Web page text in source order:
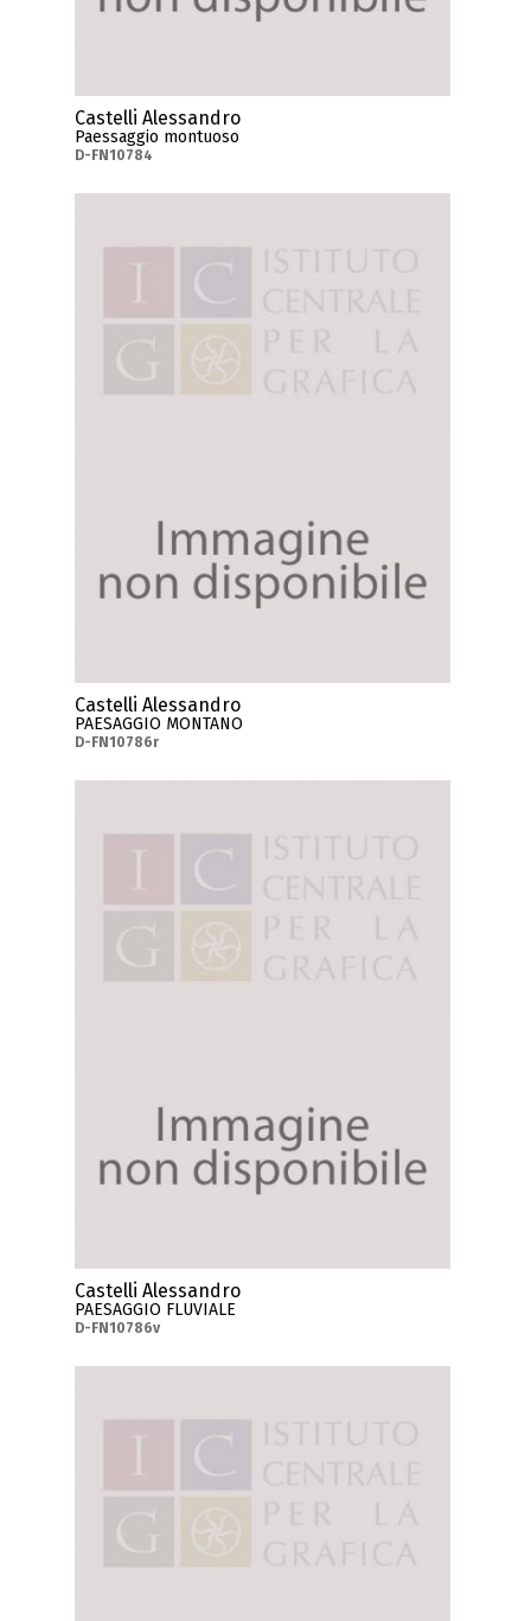
Castelli Alessandro
Paessaggio montuoso
D-FN10784
Castelli Alessandro
PAESAGGIO MONTANO
D-FN10786r
Castelli Alessandro
PAESAGGIO FLUVIALE
D-FN10786v